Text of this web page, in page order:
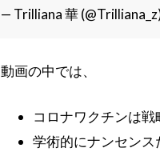
— Trilliana 華
動画の中では、
コロナワクチンは戦
学術的にナンセンス